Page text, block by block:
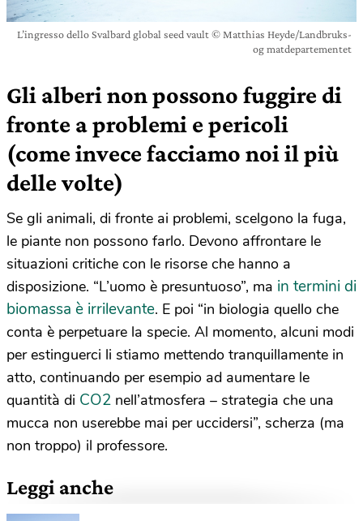
L’ingresso dello Svalbard global seed vault © Matthias Heyde/Landbruks-
og matdepartementet
Gli alberi non possono fuggire di
fronte a problemi e pericoli
(come invece facciamo noi il più
delle volte)
Se gli animali, di fronte ai problemi, scelgono la fuga,
le piante non possono farlo. Devono affrontare le
situazioni critiche con le risorse che hanno a
disposizione. “L’uomo è presuntuoso”, ma in termini di
biomassa è irrilevante. E poi “in biologia quello che
conta è perpetuare la specie. Al momento, alcuni modi
per estinguerci li stiamo mettendo tranquillamente in
atto, continuando per esempio ad aumentare le
quantità di CO2 nell’atmosfera – strategia che una
mucca non userebbe mai per uccidersi”, scherza (ma
non troppo) il professore.
Leggi anche